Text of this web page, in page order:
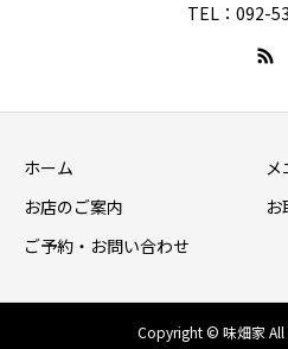
TEL：092-
ホーム
お店のご案内
お
ご予約・お問い合わせ
Copyright © 味畑家 All